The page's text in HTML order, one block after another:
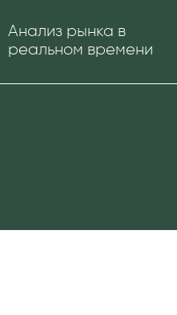
Анализ рынка в
реальном времени